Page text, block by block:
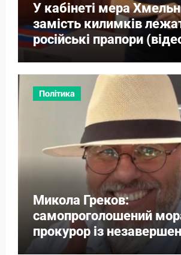
У кабінеті мера
замість килимків
російські прапори
Політика
Микола Греков:
самопроголошений
прокурор із
власною справою